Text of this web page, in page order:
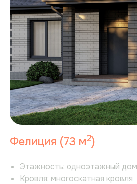
Фелиция (73 м2)
Этажность: одноэтажный дом
Кровля: многоскатная кровля